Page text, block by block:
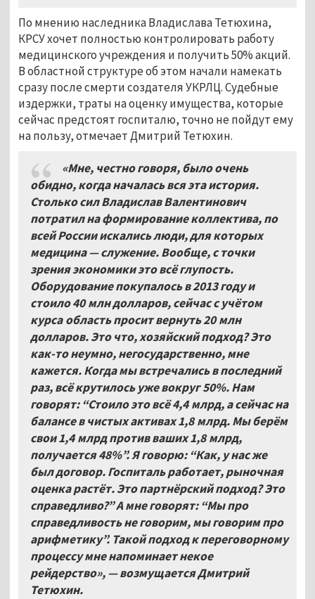
По мнению наследника Владислава Тетюхина,
КРСУ хочет полностью контролировать работу
медицинского учреждения и получить 50% акций.
В областной структуре об этом начали намекать
сразу после смерти создателя УКРЛЦ. Судебные
издержки, траты на оценку имущества, которые
сейчас предстоят госпиталю, точно не пойдут ему
на пользу, отмечает Дмитрий Тетюхин.
«Мне, честно говоря, было очень
обидно, когда началась вся эта история.
Столько сил Владислав Валентинович
потратил на формирование коллектива, по
всей России искались люди, для которых
медицина — служение. Вообще, с точки
зрения экономики это всё глупость.
Оборудование покупалось в 2013 году и
стоило 40 млн долларов, сейчас с учётом
курса область просит вернуть 20 млн
долларов. Это что, хозяйский подход? Это
как-то неумно, негосударственно, мне
кажется. Когда мы встречались в последний
раз, всё крутилось уже вокруг 50%. Нам
говорят: “Стоило это всё 4,4 млрд, а сейчас на
балансе в чистых активах 1,8 млрд. Мы берём
свои 1,4 млрд против ваших 1,8 млрд,
получается 48%”. Я говорю: “Как, у нас же
был договор. Госпиталь работает, рыночная
оценка растёт. Это партнёрский подход? Это
справедливо?” А мне говорят: “Мы про
справедливость не говорим, мы говорим про
арифметику”. Такой подход к переговорному
процессу мне напоминает некое
рейдерство», — возмущается Дмитрий
Тетюхин.